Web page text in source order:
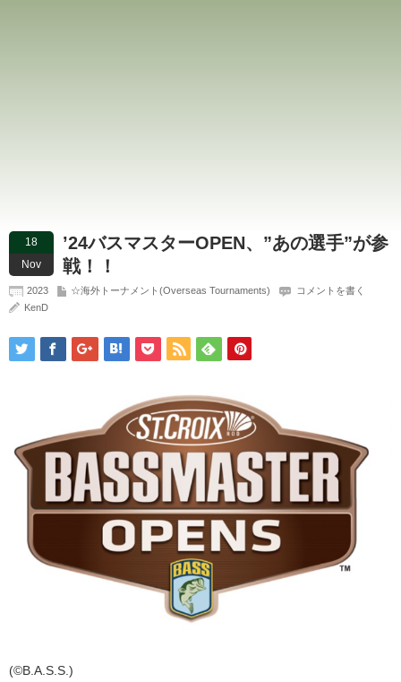
18
Nov
’24バスマスターOPEN、”あの選手”が参
戦！！
2023 ☆海外トーナメント(Overseas Tournaments)
コメントを書く
KenD
(©B.A.S.S.)